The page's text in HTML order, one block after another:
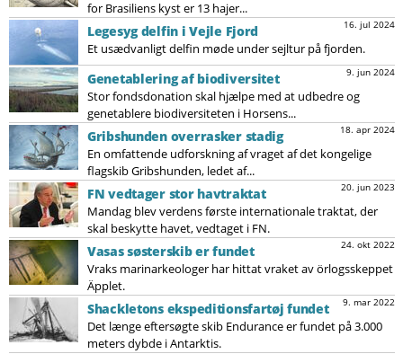
for Brasiliens kyst er 13 hajer...
16. jul 2024
Legesyg delfin i Vejle Fjord
Et usædvanligt delfin møde under sejltur på fjorden.
9. jun 2024
Genetablering af biodiversitet
Stor fondsdonation skal hjælpe med at udbedre og
genetablere biodiversiteten i Horsens...
18. apr 2024
Gribshunden overrasker stadig
En omfattende udforskning af vraget af det kongelige
flagskib Gribshunden, ledet af...
20. jun 2023
FN vedtager stor havtraktat
Mandag blev verdens første internationale traktat, der
skal beskytte havet, vedtaget i FN.
24. okt 2022
Vasas søsterskib er fundet
Vraks marinarkeologer har hittat vraket av örlogsskeppet
Äpplet.
9. mar 2022
Shackletons ekspeditionsfartøj fundet
Det længe eftersøgte skib Endurance er fundet på 3.000
meters dybde i Antarktis.